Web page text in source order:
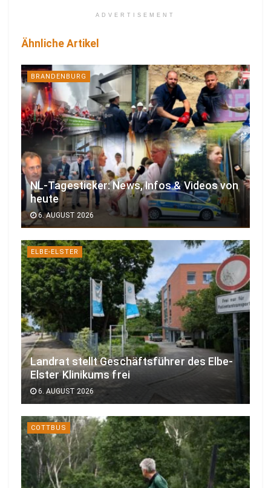
ADVERTISEMENT
Ähnliche Artikel
BRANDENBURG
NL-Tagesticker: News, Infos & Videos von
heute
6. AUGUST 2026
ELBE-ELSTER
Landrat stellt Geschäftsführer des Elbe-
Elster Klinikums frei
6. AUGUST 2026
COTTBUS